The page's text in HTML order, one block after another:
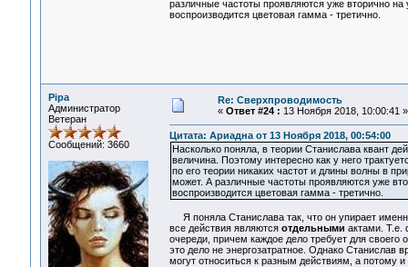
различные частоты проявляются уже вторично
воспроизводится цветовая гамма - третично.
Pipa
Администратор
Ветеран
Сообщений: 3660
Re: Сверхпроводимость
« Ответ #24 : 13 Ноября 2018, 10:00:41 »
Цитата: Ариадна от 13 Ноября 2018, 00:54:00
Насколько поняла, в теории Станислава квант
величина. Поэтому интересно как у него
по его теории никаких частот и длины волны в
может. А различные частоты проявляются уже
воспроизводится цветовая гамма - третично.
Я поняла Станислава так, что он упирает
все действия являются отдельными актами. Т.е.
очереди, причем каждое дело требует для своего
это дело не энергозатратное. Однако Станислав
могут относиться к разным действиям, а потому